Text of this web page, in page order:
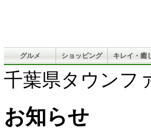
グルメ ショッピング キレイ・癒
千葉県タウンフ
お知らせ